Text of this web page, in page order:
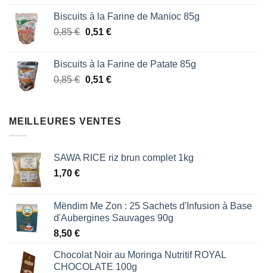
initial
était :
actuel
est :
Biscuits à la Farine de Manioc 85g
0,85€ Le
était :
0,85 €.
0,51 €Le
est :
0,51 €.
Biscuits à la Farine de Patate 85g
0,85€ Le
était :
0,51 €Le
est :
MEILLEURES VENTES
SAWA RICE riz brun complet 1kg
1,70 €
Mëndim Me Zon : 25 Sachets d'Infusion à Base
d'Aubergines Sauvages 90g
8,50 €
Chocolat Noir au Moringa Nutritif ROYAL
CHOCOLATE 100g